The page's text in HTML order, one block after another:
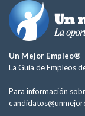
Un Mejor Empleo®
La Guía de Empleos
Para información